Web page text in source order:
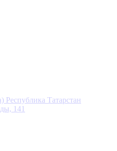
Республика Татарстан
141